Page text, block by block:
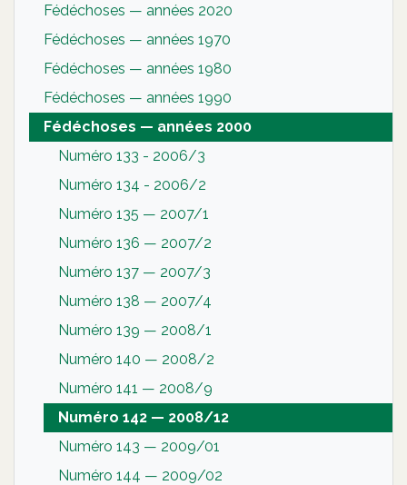
Fédéchoses — années 2020
Fédéchoses — années 1970
Fédéchoses — années 1980
Fédéchoses — années 1990
Fédéchoses — années 2000
Numéro 133 - 2006/3
Numéro 134 - 2006/2
Numéro 135 — 2007/1
Numéro 136 — 2007/2
Numéro 137 — 2007/3
Numéro 138 — 2007/4
Numéro 139 — 2008/1
Numéro 140 — 2008/2
Numéro 141 — 2008/9
Numéro 142 — 2008/12
Numéro 143 — 2009/01
Numéro 144 — 2009/02